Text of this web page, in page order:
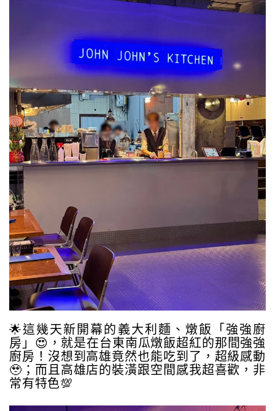
🌟這幾天新開幕的義大利麵、燉飯「強強廚
房」😍，就是在台東南瓜燉飯超紅的那間強強
廚房！沒想到高雄竟然也能吃到了，超級感動
🥹；而且高雄店的裝潢跟空間感我超喜歡，非
常有特色💯